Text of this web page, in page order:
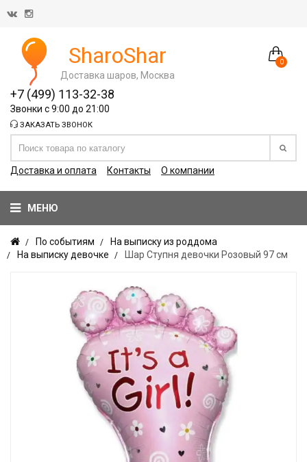
0
SharoShar
Доставка шаров, Москва
+7 (499) 113-32-38
Звонки с 9:00 до 21:00
ЗАКАЗАТЬ ЗВОНОК
Доставка и оплата Контакты О компании
МЕНЮ
По событиям
На выписку из роддома
На выписку девочке
Шар Ступня девочки Розовый 97 см